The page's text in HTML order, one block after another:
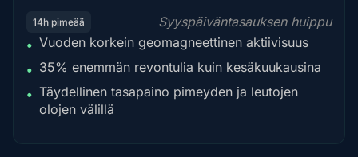
14h pimeää
Syyspäiväntasauksen huippu
• Vuoden korkein geomagneettinen aktiivisuus
• 35% enemmän revontulia kuin kesäkuukausina
• Täydellinen tasapaino pimeyden ja leutojen
olojen välillä